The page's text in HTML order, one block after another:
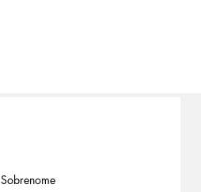
Sobrenome